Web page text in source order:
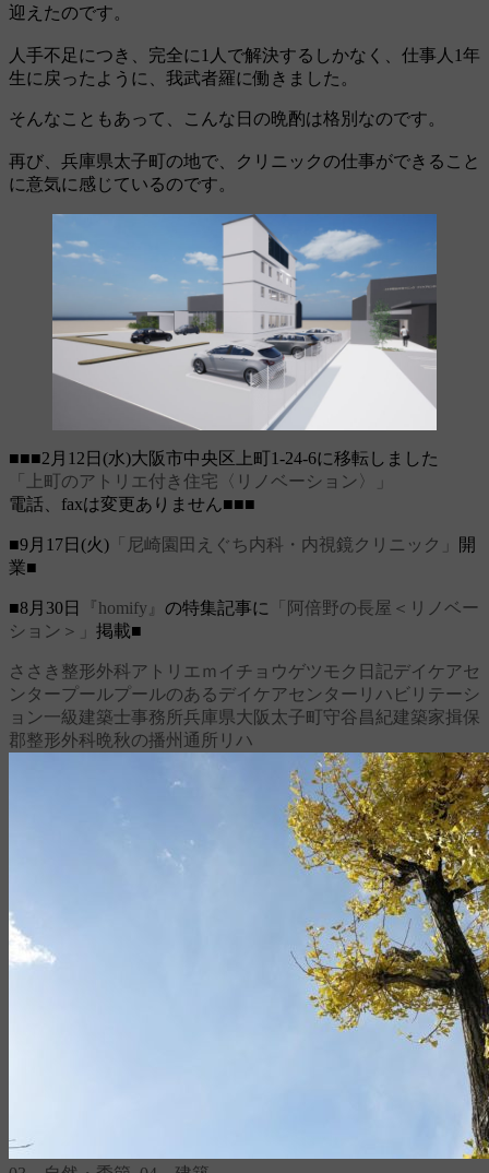
迎えたのです。
人手不足につき、完全に1人で解決するしかなく、仕事人1年
生に戻ったように、我武者羅に働きました。
そんなこともあって、こんな日の晩酌は格別なのです。
再び、兵庫県太子町の地で、クリニックの仕事ができること
に意気に感じているのです。
■■■2月12日(水)大阪市中央区上町1-24-6に移転しました
「上町のアトリエ付き住宅〈リノベーション〉」
電話、faxは変更ありません■■■
■9月17日(火) 「尼崎園田えぐち内科・内視鏡クリニック」
開
業■
■8月30日 『homify』 の特集記事に
「阿倍野の長屋＜リノベー
ション＞」 掲載■
ささき整形外科アトリエｍ イチョウゲツモク日記デイケアセ
ンタープールプールのあるデイケアセンター リハビリテーシ
ョン一級建築士事務所兵庫県大阪太子町守谷昌紀建築家揖保
郡整形外科晩秋の播州 通所リハ